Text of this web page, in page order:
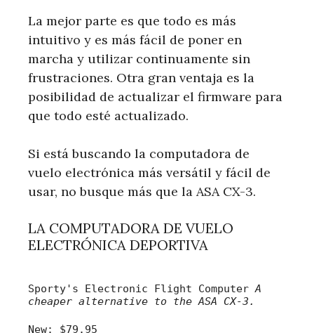
La mejor parte es que todo es más
intuitivo y es más fácil de poner en
marcha y utilizar continuamente sin
frustraciones. Otra gran ventaja es la
posibilidad de actualizar el firmware para
que todo esté actualizado.
Si está buscando la computadora de
vuelo electrónica más versátil y fácil de
usar, no busque más que la ASA CX-3.
LA COMPUTADORA DE VUELO
ELECTRÓNICA DEPORTIVA
Sporty's Electronic Flight Computer A
cheaper alternative to the ASA CX-3.
New: $79.95